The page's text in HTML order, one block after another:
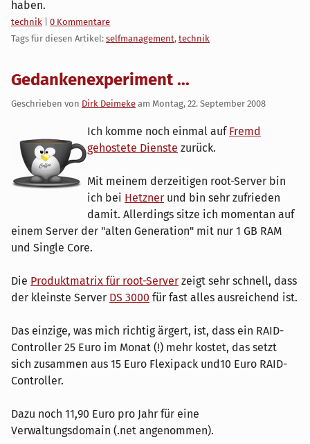
haben.
Kategorien:
technik
0 Kommentare
Tags für diesen Artikel: selfmanagement, technik
Gedankenexperiment ...
Geschrieben von Dirk Deimeke am Montag, 22. September 2008
Ich komme noch einmal auf Fremd
gehostete Dienste zurück.
Mit meinem derzeitigen root-Server bin
ich bei Hetzner und bin sehr zufrieden
damit. Allerdings sitze ich momentan auf
einem Server der "alten Generation" mit nur 1 GB RAM
und Single Core.
Die Produktmatrix für root-Server zeigt sehr schnell, dass
der kleinste Server DS 3000 für fast alles ausreichend ist.
Das einzige, was mich richtig ärgert, ist, dass ein RAID-
Controller 25 Euro im Monat (!) mehr kostet, das setzt
sich zusammen aus 15 Euro Flexipack und10 Euro RAID-
Controller.
Dazu noch 11,90 Euro pro Jahr für eine
Verwaltungsdomain (.net angenommen).